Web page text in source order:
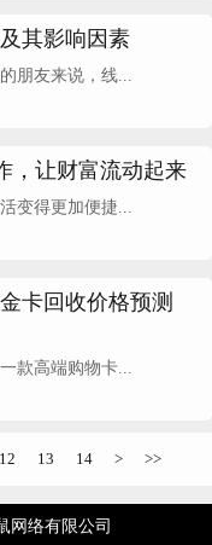
其影响因素
朋友来说，线...
，让财富流动起来
变得更加便捷...
卡回收价格预测
款高端购物卡...
12 13 14 > >>
网络有限公司